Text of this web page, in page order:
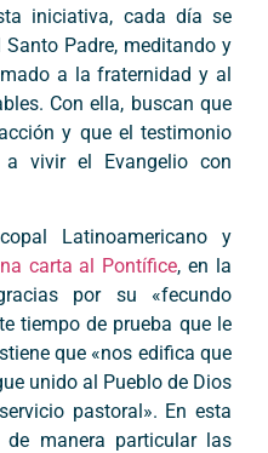
iniciativa, cada día se
Padre, meditando y
a la fraternidad y al
Con ella, buscan que
y que el testimonio
vivir el Evangelio con
Latinoamericano y
carta al Pontífice, en la
por su «fecundo
tiempo de prueba que le
que «nos edifica que
unido al Pueblo de Dios
pastoral». En esta
de manera particular las